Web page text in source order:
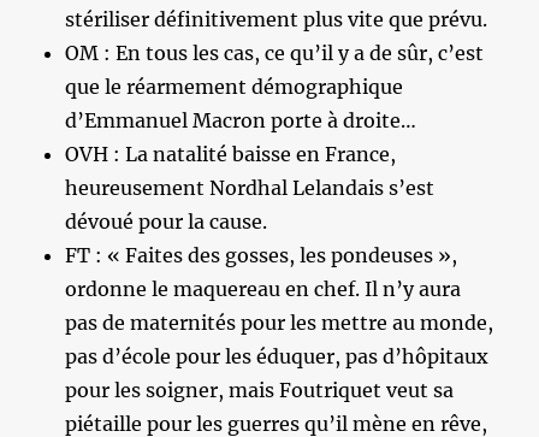
stériliser définitivement plus vite que prévu.
OM : En tous les cas, ce qu’il y a de sûr, c’est
que le réarmement démographique
d’Emmanuel Macron porte à droite…
OVH : La natalité baisse en France,
heureusement Nordhal Lelandais s’est
dévoué pour la cause.
FT : « Faites des gosses, les pondeuses »,
ordonne le maquereau en chef. Il n’y aura
pas de maternités pour les mettre au monde,
pas d’école pour les éduquer, pas d’hôpitaux
pour les soigner, mais Foutriquet veut sa
piétaille pour les guerres qu’il mène en rêve,